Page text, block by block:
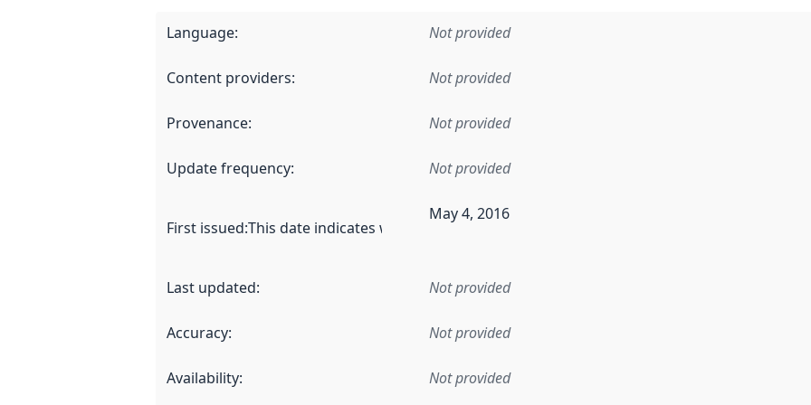
Language: Not provided
Content providers: Not provided
Provenance: Not provided
Update frequency: Not provided
First issued:This date indicates when the data in this dataset was first released. It may have
May 4, 2016
Last updated: Not provided
Accuracy: Not provided
Availability: Not provided